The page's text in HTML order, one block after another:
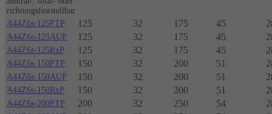
richtungsfeststellbar
A44Z6s-125PTP
125 32 175 45
A44Z6s-125AUP 125 32 175 45
A44Z6s-125RxP 125 32 175 45
A44Z6s-150PTP 150 32 200 51
A44Z6s-150AUP 150 32 200 51
A44Z6s-150RxP 150 32 200 51
A44Z6s-200PTP 200 32 250 54